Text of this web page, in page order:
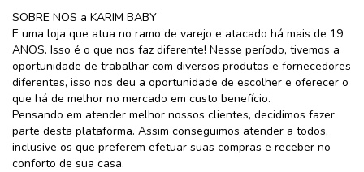
SOBRE NOS a KARIM BABY
E uma loja que atua no ramo de varejo e atacado há mais de 19
ANOS. Isso é o que nos faz diferente! Nesse período, tivemos a
oportunidade de trabalhar com diversos produtos e fornecedores
diferentes, isso nos deu a oportunidade de escolher e oferecer o
que há de melhor no mercado em custo benefício.
Pensando em atender melhor nossos clientes, decidimos fazer
parte desta plataforma. Assim conseguimos atender a todos,
inclusive os que preferem efetuar suas compras e receber no
conforto de sua casa.